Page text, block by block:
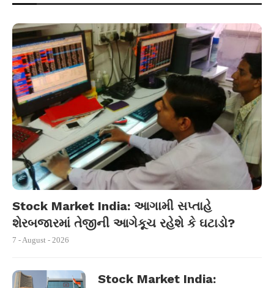
Stock Market India: આગામી સપ્તાહે
શેરબજારમાં તેજીની આગેકૂચ રહેશે કે ઘટાડો?
7 - August - 2026
Stock Market India: